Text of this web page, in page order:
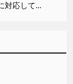
対応して...